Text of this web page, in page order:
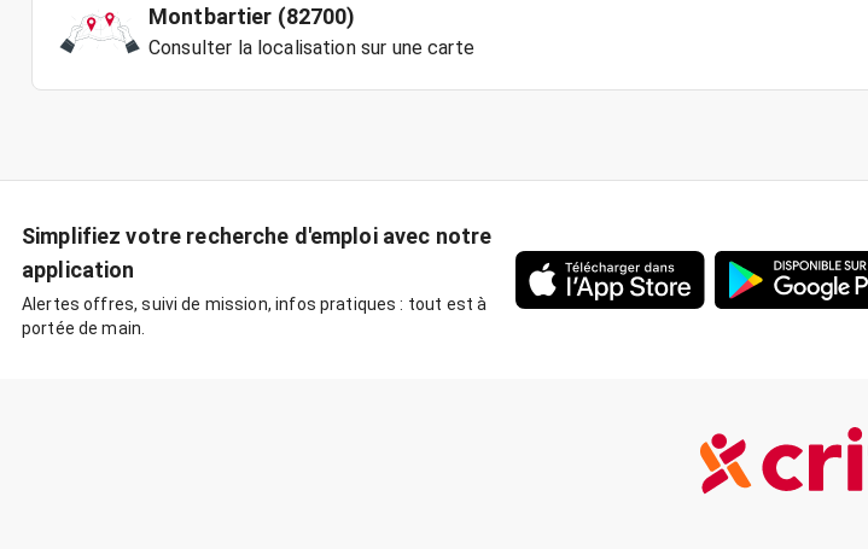
Montbartier (82700)
Consulter la localisation sur une carte
Simplifiez votre recherche d'emploi avec notre
application
Alertes offres, suivi de mission, infos pratiques : tout est à
portée de main.